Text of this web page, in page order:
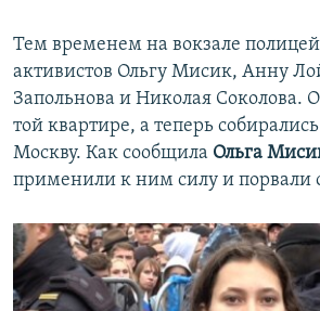
Тем временем на вокзале
активистов Ольгу Мисик, Анну
Запольнова и Николая Соколова.
той квартире, а теперь
Москву. Как сообщила Ольга
применили к ним силу и порвали